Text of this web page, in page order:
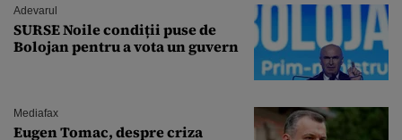
Adevarul
SURSE Noile condiții puse de
Bolojan pentru a vota un guvern
Mediafax
Eugen Tomac, despre criza